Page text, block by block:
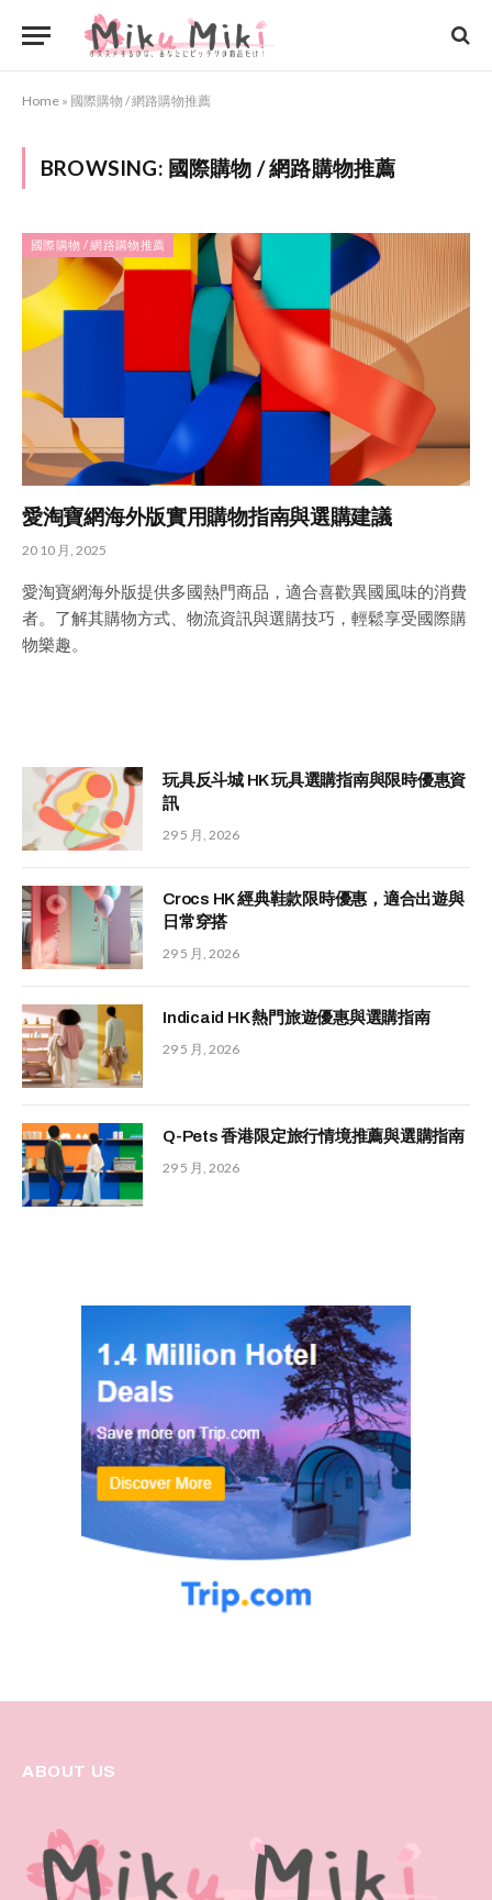
Home » 國際購物 / 網路購物推薦
BROWSING: 國際購物 / 網路購物推薦
國際購物 / 網路購物推薦
愛淘寶網海外版實用購物指南與選購建議
20 10 月, 2025
愛淘寶網海外版提供多國熱門商品，適合喜歡異國風味的消費
者。了解其購物方式、物流資訊與選購技巧，輕鬆享受國際購
物樂趣。
玩具反斗城 HK 玩具選購指南與限時優惠資
訊
29 5 月, 2026
Crocs HK 經典鞋款限時優惠，適合出遊與
日常穿搭
29 5 月, 2026
Indicaid HK 熱門旅遊優惠與選購指南
29 5 月, 2026
Q-Pets 香港限定旅行情境推薦與選購指南
29 5 月, 2026
ABOUT US